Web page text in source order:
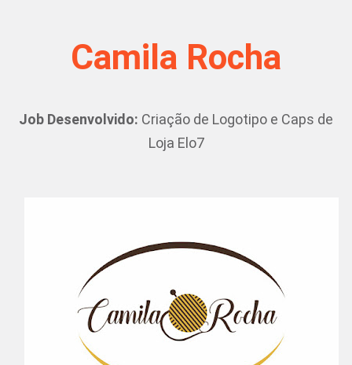
Camila Rocha
Job Desenvolvido: Criação de Logotipo e Caps de
Loja Elo7